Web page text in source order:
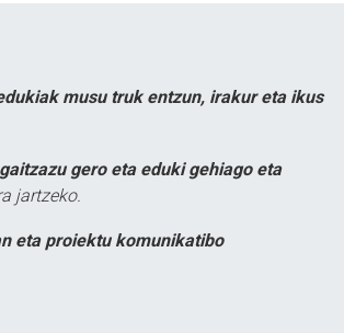
musu truk entzun, irakur eta ikus
gero eta eduki gehiago eta
jartzeko.
eta proiektu komunikatibo